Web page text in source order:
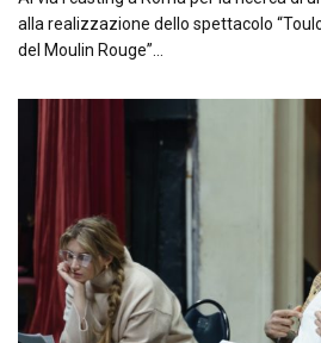
alla realizzazione dello spettacolo
del Moulin Rouge”…